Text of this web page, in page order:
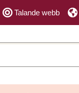
Talande webb